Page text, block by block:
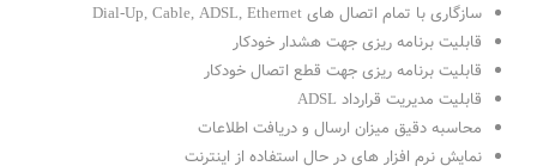
سازگاری با تمام اتصال های Dial-Up, Cable, ADSL, Ethernet
قابلیت برنامه ریزی جهت هشدار خودکار
قابلیت برنامه ریزی جهت قطع اتصال خودکار
قابلیت مدیریت قرارداد ADSL
محاسبه دقيق ميزان ارسال و دريافت اطلاعات
نمايش نرم افزار هاي در حال استفاده از اينترنت